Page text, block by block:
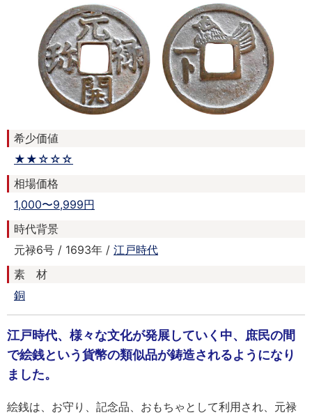
希少価値
★★☆☆☆
相場価格
1,000〜9,999円
時代背景
元禄6号 / 1693年 / 江戸時代
素 材
銅
江戸時代、様々な文化が発展していく中、庶民の間
で絵銭という貨幣の類似品が鋳造されるようになり
ました。
絵銭は、お守り、記念品、おもちゃとして利用され、元禄